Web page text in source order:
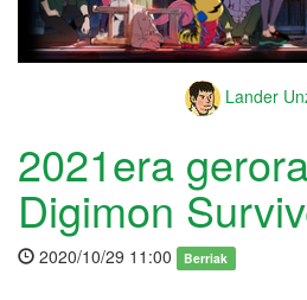
Lander
2021era
Digimon
2020/10/29 11:00 Berriak